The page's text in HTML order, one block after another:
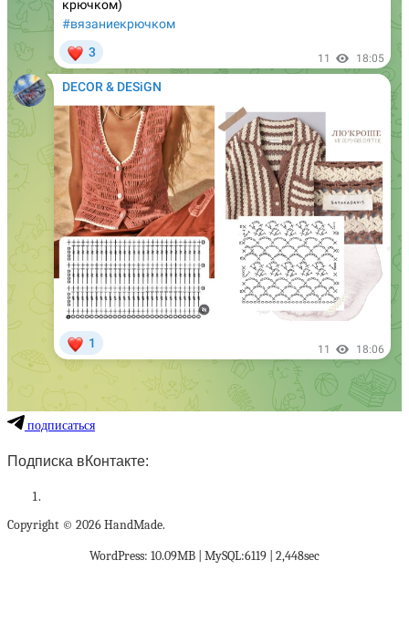
подписаться
Подписка вКонтакте:
Copyright © 2026 HandMade.
WordPress: 10.09MB | MySQL:6119 | 2,448sec